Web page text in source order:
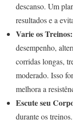
descanso. Um
resultados e a
Varie os Treinos:
desempenho,
corridas longas,
moderado. Isso
melhora a
Escute seu
durante os